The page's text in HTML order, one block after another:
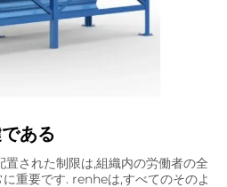
ある
された制限は,組織内の労働者の全
重要です. renheは,すべてのそのよ